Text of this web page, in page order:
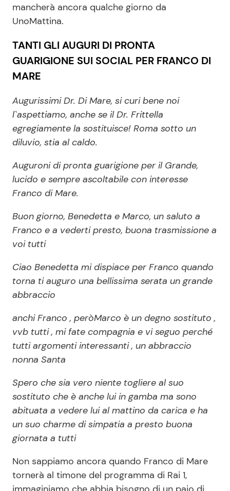
Privacy Policy
mancherà ancora qualche giorno da
UnoMattina.
TANTI GLI AUGURI DI PRONTA
GUARIGIONE SUI SOCIAL PER FRANCO DI
MARE
Augurissimi Dr. Di Mare, si curi bene noi
l`aspettiamo, anche se il Dr. Frittella
egregiamente la sostituisce! Roma sotto un
diluvio, stia al caldo.
Auguroni di pronta guarigione per il Grande,
lucido e sempre ascoltabile con interesse
Franco di Mare.
Buon giorno, Benedetta e Marco, un saluto a
Franco e a vederti presto, buona trasmissione a
voi tutti
Ciao Benedetta mi dispiace per Franco quando
torna ti auguro una bellissima serata un grande
abbraccio
anchi Franco , peròMarco è un degno sostituto ,
vvb tutti , mi fate compagnia e vi seguo perché
tutti argomenti interessanti , un abbraccio
nonna Santa
Spero che sia vero niente togliere al suo
sostituto che è anche lui in gamba ma sono
abituata a vedere lui al mattino da carica e ha
un suo charme di simpatia a presto buona
giornata a tutti
Non sappiamo ancora quando Franco di Mare
tornerà al timone del programma di Rai 1,